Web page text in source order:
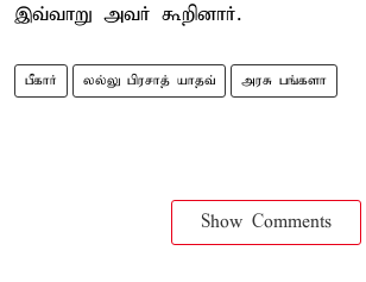
இவ்வாறு அவர் கூறினார்.
பீகார் லல்லு பிரசாத் யாதவ் அரசு பங்களா
Show Comments